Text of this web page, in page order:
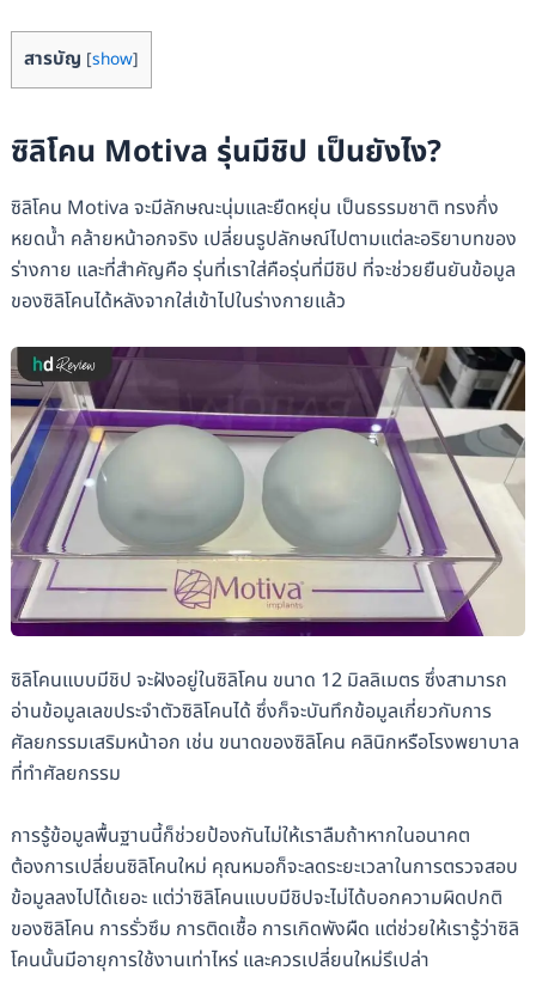
สารบัญ [show]
ซิลิโคน Motiva รุ่นมีชิป เป็นยังไง?
ซิลิโคน Motiva จะมีลักษณะนุ่มและยืดหยุ่น เป็นธรรมชาติ ทรงกึ่ง
หยดน้ำ คล้ายหน้าอกจริง เปลี่ยนรูปลักษณ์ไปตามแต่ละอริยาบทของ
ร่างกาย และที่สำคัญคือ รุ่นที่เราใส่คือรุ่นที่มีชิป ที่จะช่วยยืนยันข้อมูล
ของซิลิโคนได้หลังจากใส่เข้าไปในร่างกายแล้ว
ซิลิโคนแบบมีชิป จะฝังอยู่ในซิลิโคน ขนาด 12 มิลลิเมตร ซึ่งสามารถ
อ่านข้อมูลเลขประจำตัวซิลิโคนได้ ซึ่งก็จะบันทึกข้อมูลเกี่ยวกับการ
ศัลยกรรมเสริมหน้าอก เช่น ขนาดของซิลิโคน คลินิกหรือโรงพยาบาล
ที่ทำศัลยกรรม
การรู้ข้อมูลพื้นฐานนี้ก็ช่วยป้องกันไม่ให้เราลืมถ้าหากในอนาคต
ต้องการเปลี่ยนซิลิโคนใหม่ คุณหมอก็จะลดระยะเวลาในการตรวจสอบ
ข้อมูลลงไปได้เยอะ แต่ว่าซิลิโคนแบบมีชิปจะไม่ได้บอกความผิดปกติ
ของซิลิโคน การรั่วซึม การติดเชื้อ การเกิดพังผืด แต่ช่วยให้เรารู้ว่าซิลิ
โคนนั้นมีอายุการใช้งานเท่าไหร่ และควรเปลี่ยนใหม่รึเปล่า